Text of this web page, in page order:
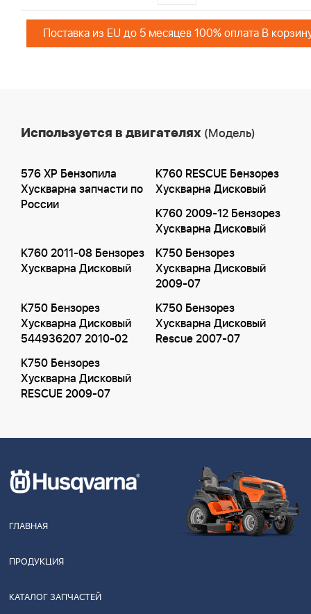
Поставка из EU до 5 месяцев 100% оплата В
Используется в двигателях (Модель)
576 XP Бензопила
Хускварна запчасти по
России
K760 RESCUE Бензорез
Хускварна Дисковый
K760 2009-12 Бензорез
Хускварна Дисковый
K760 2011-08 Бензорез
Хускварна Дисковый
K750 Бензорез
Хускварна Дисковый
2009-07
K750 Бензорез
Хускварна Дисковый
544936207 2010-02
K750 Бензорез
Хускварна Дисковый
Rescue 2007-07
K750 Бензорез
Хускварна Дисковый
RESCUE 2009-07
ГЛАВНАЯ
ПРОДУКЦИЯ
КАТАЛОГ ЗАПЧАСТЕЙ